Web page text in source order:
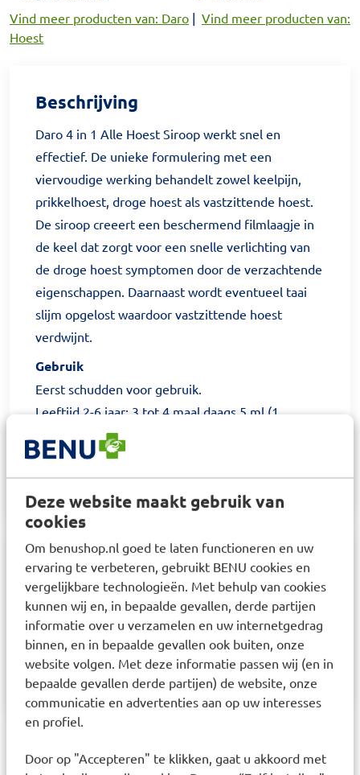
Deze website maakt gebruik van
cookies
Om benushop.nl goed te laten functioneren en uw
ervaring te verbeteren, gebruikt BENU cookies en
vergelijkbare technologieën. Met behulp van cookies
kunnen wij en, in bepaalde gevallen, derde partijen
informatie over u verzamelen en uw internetgedrag
binnen, en in bepaalde gevallen ook buiten, onze
website volgen. Met deze informatie passen wij (en in
bepaalde gevallen derde partijen) de website, onze
communicatie en advertenties aan op uw interesses
en profiel.
Door op "Accepteren" te klikken, gaat u akkoord met
Vind meer producten van: Daro | Vind meer producten van:
Hoest
Beschrijving
Daro 4 in 1 Alle Hoest Siroop werkt snel en
effectief. De unieke formulering met een
viervoudige werking behandelt zowel keelpijn,
prikkelhoest, droge hoest als vastzittende hoest.
De siroop creeert een beschermend filmlaagje in
de keel dat zorgt voor een snelle verlichting van
de droge hoest symptomen door de verzachtende
eigenschappen. Daarnaast wordt eventueel taai
slijm opgelost waardoor vastzittende hoest
verdwijnt.
Gebruik
Eerst schudden voor gebruik.
Leeftijd 2-6 jaar: 3 tot 4 maal daags 5 ml (1
6 jaar - volwassenen: 3 tot 4 maal daags 10 ml (2
theelepels)
Samenstelling
Polysac-ActiveTM, Aqua, Sucrose, Ammonium
Chloride , Glycerin, Potassium Sorbate, Cellulose
Gum, Xanthan Gum, Illicium Verum Seed Oil,
Sodium Benzoate, Citric Acid, Limonene, Linalool.